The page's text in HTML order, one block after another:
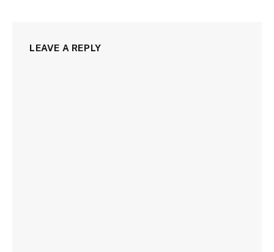
LEAVE A REPLY